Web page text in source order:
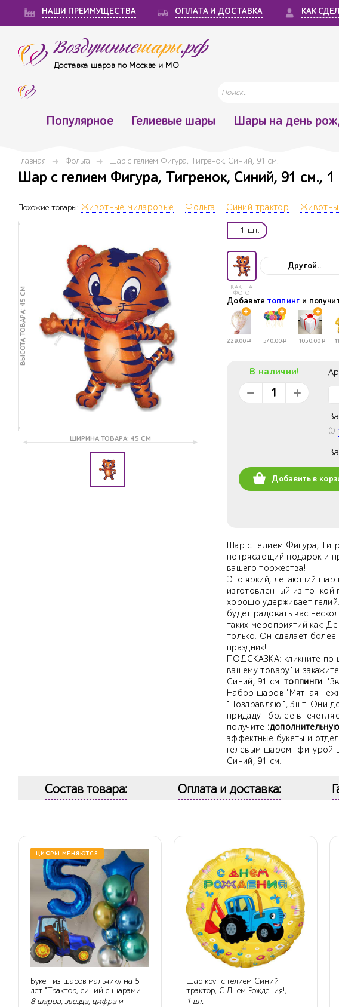
НАШИ ПРЕИМУЩЕСТВА ОПЛАТА И ДОСТАВКА КАК
Воздушныешары.рф
Доставка шаров по Москве и МО
Популярное Гелиевые шары Шары на день
Главная Фольга Шар с гелием Фигура, Тигренок, Синий, 91 см.
Шар с гелием Фигура, Тигренок, Синий, 91 см., 1
Похожие товары: Животные миларовые Фольга Синий трактор
ВЫСОТА ТОВАРА: 45 СМ
ШИРИНА ТОВАРА: 45 СМ
1 шт.
КАК НА
ФОТО
Другой..
Добавьтетоппинг и
229.00Р 570.00Р 1050.00Р
В наличии!
(0
Добавить в
Шар с гелием Фигура,
потрясающий подарок и
вашего торжества!
Это яркий, летающий шар
изготовленный из
хорошо удерживает
будет радовать вас
таких мероприятий как:
только. Он сделает
праздник!
ПОДСКАЗКА: кликните по
вашему товару" и
Синий, 91 см. топпинги:
Набор шаров "Мятная
"Поздравляю!", 3шт. Они
придадут более
получите
эффектные букеты и
гелевым шаром- фигурой
Синий, 91 см. .
Состав товара: Оплата и доставка:
ЦИФРЫ МЕНЯЮТСЯ
Букет из шаров мальчику на 5
лет "Трактор, синий с шарами
хром...
8 шаров, звезда, цифра и
Шар круг с гелием Синий
трактор, С Днем Рождения!,
Желтый, 46 см
1 шт.